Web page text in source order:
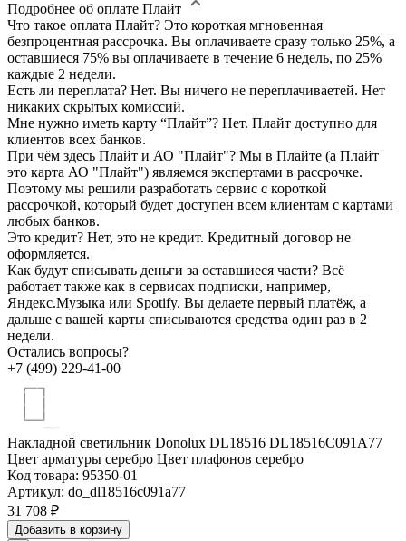
Подробнее об оплате Плайт
Что такое оплата Плайт? Это короткая мгновенная
безпроцентная рассрочка. Вы оплачиваете сразу только 25%, а
оставшиеся 75% вы оплачиваете в течение 6 недель, по 25%
каждые 2 недели.
Есть ли переплата? Нет. Вы ничего не переплачиваетей. Нет
никаких скрытых комиссий.
Мне нужно иметь карту “Плайт”? Нет. Плайт доступно для
клиентов всех банков.
При чём здесь Плайт и АО "Плайт"? Мы в Плайте (а Плайт
это карта АО "Плайт") являемся экспертами в рассрочке.
Поэтому мы решили разработать сервис с короткой
рассрочкой, который будет доступен всем клиентам с картами
любых банков.
Это кредит? Нет, это не кредит. Кредитный договор не
оформляется.
Как будут списывать деньги за оставшиеся части? Всё
работает также как в сервисах подписки, например,
Яндекс.Музыка или Spotify. Вы делаете первый платёж, а
дальше с вашей карты списываются средства один раз в 2
недели.
Остались вопросы?
+7 (499) 229-41-00
Накладной светильник Donolux DL18516 DL18516C091A77
Цвет арматуры серебро Цвет плафонов серебро
Код товара: 95350-01
Артикул: do_dl18516c091a77
31 708 ₽
Добавить в корзину